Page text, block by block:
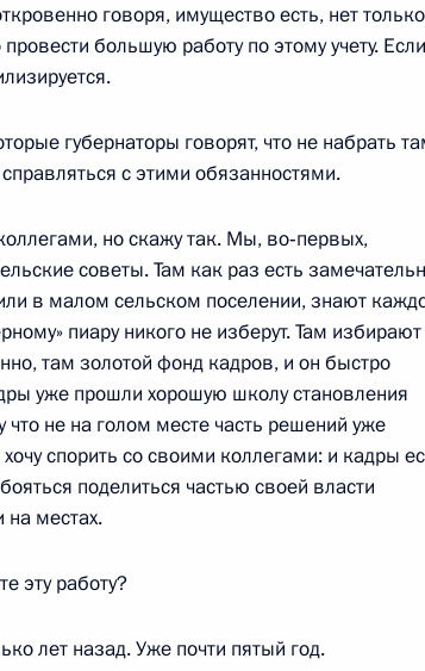
с членами Правительства
Европы по правам
транспорта Игорем
говоря, имущество есть, нет только
большую работу по этому учету. Если
губернаторы говорят, что не набрать
с этими обязанностями.
но скажу так. Мы, во‑первых,
советы. Там как раз есть
в малом сельском поселении, знают
пиару никого не изберут. Там избирают
там золотой фонд кадров, и он быстро
уже прошли хорошую школу становления
не на голом месте часть решений уже
спорить со своими коллегами: и кадры
поделиться частью своей власти
на местах.
эту работу?
лет назад. Уже почти пятый год.